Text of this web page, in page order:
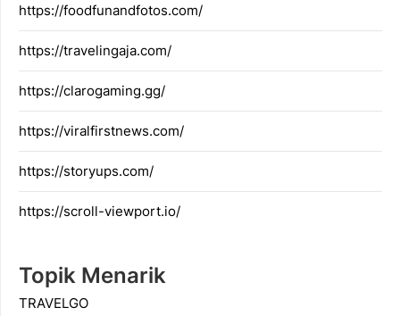
https://foodfunandfotos.com/
https://travelingaja.com/
https://clarogaming.gg/
https://viralfirstnews.com/
https://storyups.com/
https://scroll-viewport.io/
Topik Menarik
TRAVELGO